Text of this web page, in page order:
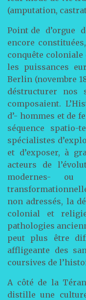
(amputation,
Point de d’orgue
encore
conquête
les puissances
Berlin (novembre
déstructurer nos
composaient.
d’- hommes et de
séquence spatio-
spécialistes
et d’exposer, à
acteurs de
modernes-
non adressés, la
colonial et
pathologies
peut plus être
affligeante des
coursives de
A côté de la
distille une